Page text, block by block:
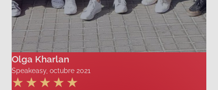
Olga Kharlan
Speakeasy, octubre 2021